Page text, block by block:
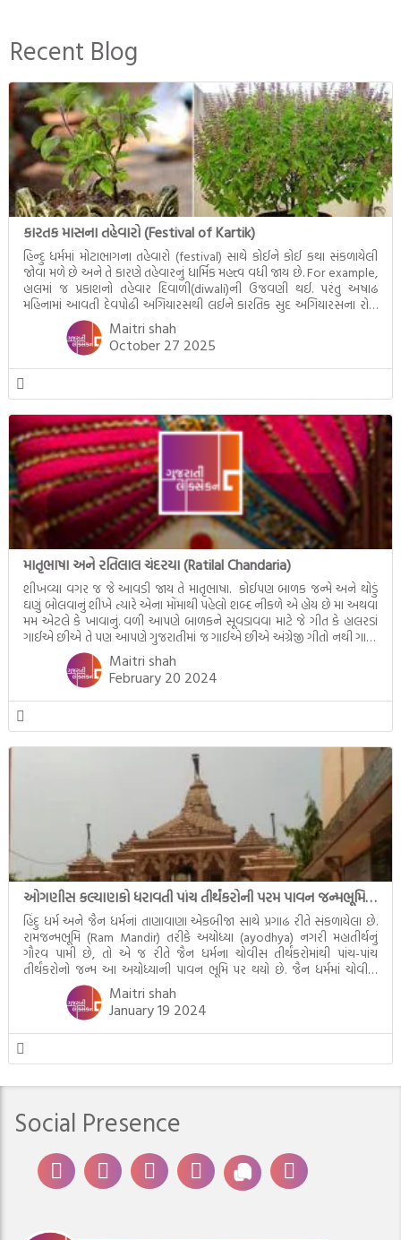
ઉત્તરાધિકારી તરીકે સ્થાપે છે તે
દૃશ્યો અંકિત થયાં છે. ટૂંકમાં બુદ્ધનાં
જીવનના અંતિમ દિવસોની યાત્રાનો
પરિપાક જોવા મળે […]
Recent Blog
કારતક માસના તહેવારો (Festival of Kartik)
હિન્દુ ધર્મમાં મોટાભાગના તહેવારો (festival) સાથે કોઈને કોઈ કથા સંકળાયેલી
જોવા મળે છે અને તે કારણે તહેવારનું ધાર્મિક મહત્ત્વ વધી જાય છે. For example,
હાલમાં જ પ્રકાશનો તહેવાર દિવાળી(diwali)ની ઉજવણી થઈ. પરંતુ અષાઢ
મહિનામાં આવતી દેવપોઢી અગિયારસથી લઈને કારતિક સુદ અગિયારસના રોજ
આવતી દેવ ઊઠી અગિયારસ વચ્ચે મોટેભાગે યજ્ઞોપવીત સંસ્કાર, લગ્ન,
દીક્ષાગ્રહણ, યજ્ઞ, ગૃહપ્રવેશ જેવા […]
Maitri shah
October 27 2025
માતૃભાષા અને રતિલાલ ચંદરયા (Ratilal Chandaria)
શીખવ્યા વગર જ જે આવડી જાય તે માતૃભાષા. કોઈપણ બાળક જન્મે અને થોડું
ઘણું બોલવાનું શીખે ત્યારે એના મોંમાથી પહેલો શબ્દ નીકળે એ હોય છે મા અથવા
મમ એટલે કે ખાવાનું. વળી આપણે બાળકને સૂવડાવવા માટે જે ગીત કે હાલરડાં
ગાઈએ છીએ તે પણ આપણે ગુજરાતીમાં જ ગાઈએ છીએ અંગ્રેજી ગીતો નથી ગાતા.
આમ બાળકને […]
Maitri shah
February 20 2024
ઓગણીસ કલ્યાણકો ધરાવતી પાંચ તીર્થંકરોની પરમ પાવન જન્મભૂમિ – અયોધ્યા (Ayodhya)
હિંદુ ધર્મ અને જૈન ધર્મનાં તાણાવાણા એકબીજા સાથે પ્રગાઢ રીતે સંકળાયેલા છે.
રામજન્મભૂમિ (Ram Mandir) તરીકે અયોધ્યા (ayodhya) નગરી મહાતીર્થનું
ગૌરવ પામી છે, તો એ જ રીતે જૈન ધર્મના ચોવીસ તીર્થંકરોમાંથી પાંચ-પાંચ
તીર્થંકરોનો જન્મ આ અયોધ્યાની પાવન ભૂમિ પર થયો છે. જૈન ધર્મમાં ચોવીસ
તીર્થંકરોમાંથી પાંચ-પાંચ તીર્થંકરોનાં કલ્યાણકો અહીં આવ્યાં છે. દરેક તીર્થંકરના
જીવનની ચ્યવન(માતાના […]
Maitri shah
January 19 2024
Social Presence